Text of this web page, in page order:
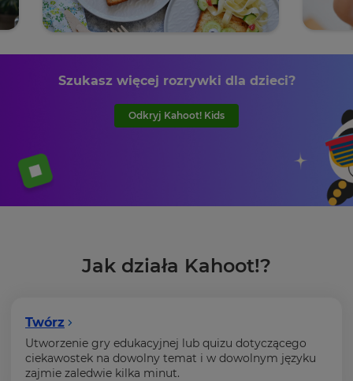
Szukasz więcej rozrywki dla dzieci?
Odkryj Kahoot! Kids
Jak działa Kahoot!?
Twórz
Utworzenie gry edukacyjnej lub quizu dotyczącego
ciekawostek na dowolny temat i w dowolnym języku
zajmie zaledwie kilka minut.